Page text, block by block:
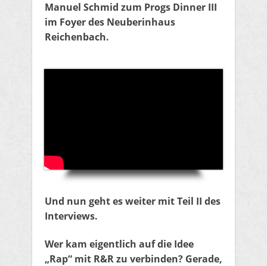
Manuel Schmid zum Progs Dinner III
im Foyer des Neuberinhaus
Reichenbach.
Und nun geht es weiter mit Teil II des
Interviews.
Wer kam eigentlich auf die Idee
„Rap“ mit R&R zu verbinden? Gerade,